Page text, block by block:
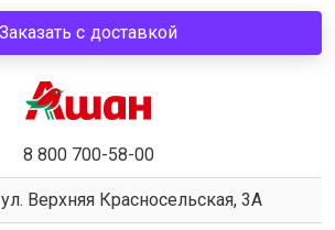
Заказать с доставкой
8 800 700-58-00
Верхняя Красносельская, 3А